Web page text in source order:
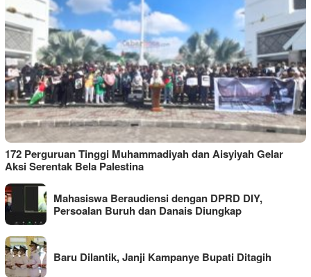
172 Perguruan Tinggi Muhammadiyah dan Aisyiyah Gelar
Aksi Serentak Bela Palestina
Mahasiswa Beraudiensi dengan DPRD DIY,
Persoalan Buruh dan Danais Diungkap
Baru Dilantik, Janji Kampanye Bupati Ditagih